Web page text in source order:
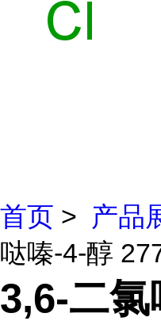
首页 > 产品
哒嗪-4-醇
3,6-二